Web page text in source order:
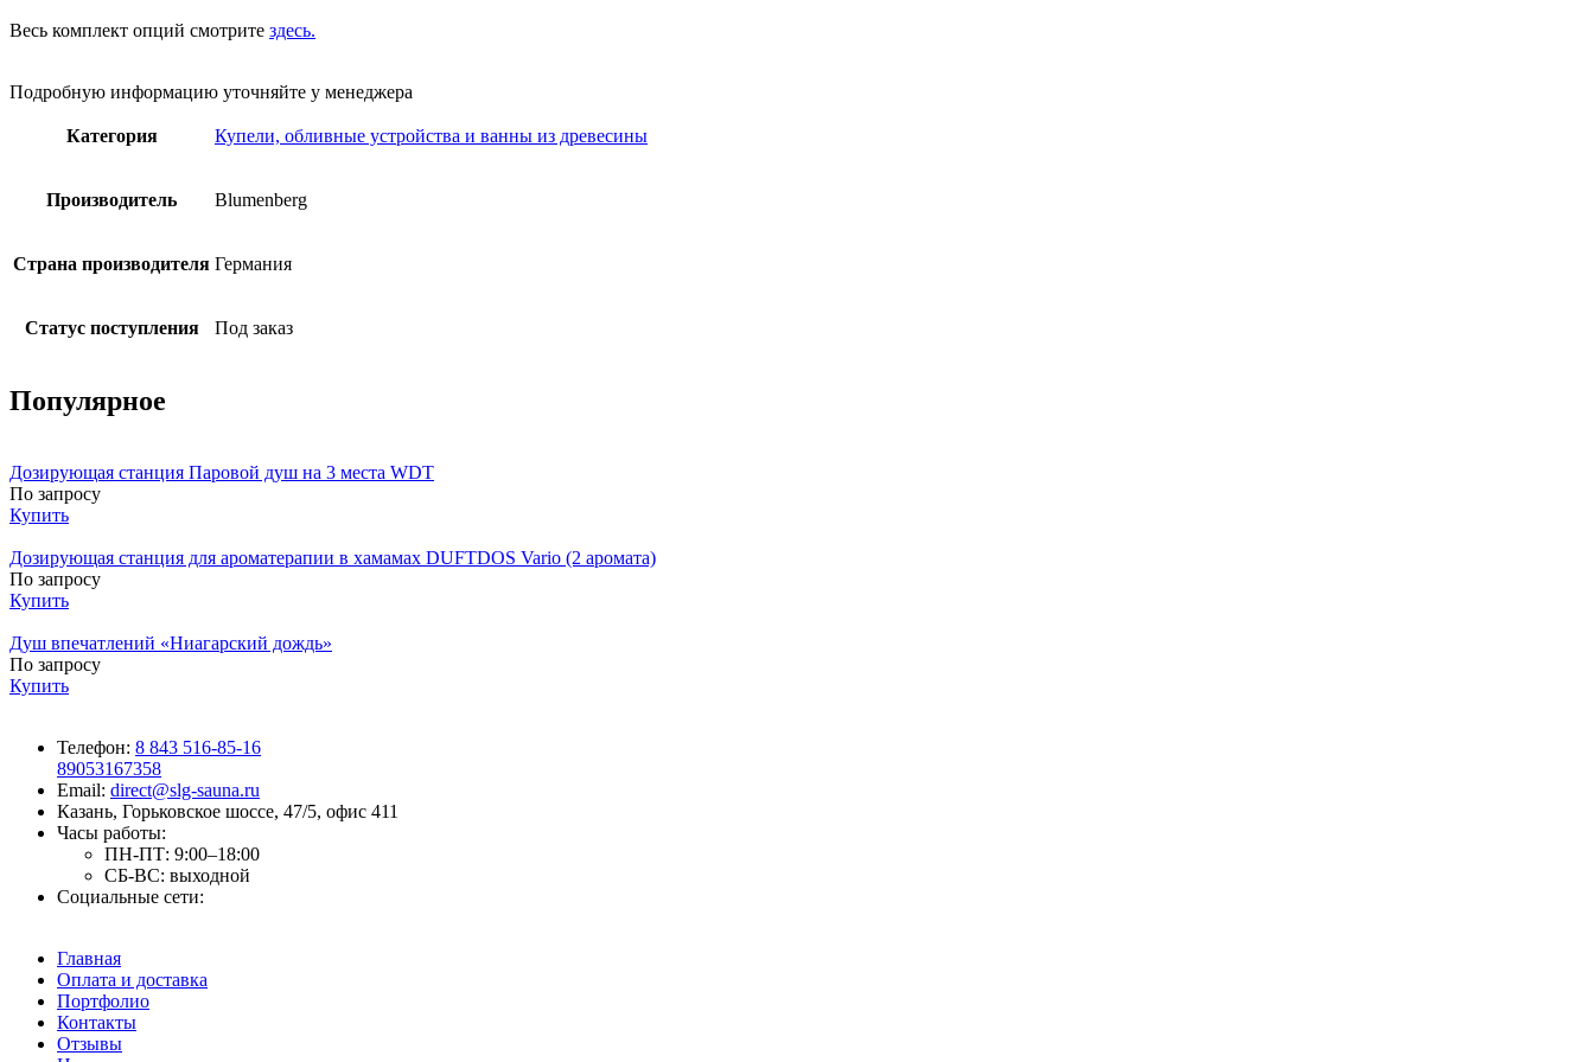
Весь комплект опций смотрите здесь.
Подробную информацию уточняйте у менеджера
Категория Купели, обливные устройства и ванны из древесины
Производитель Blumenberg
Страна производителя Германия
Статус поступления Под заказ
Популярное
Дозирующая станция Паровой душ на 3 места WDT
По запросу
Купить
Дозирующая станция для ароматерапии в хамамах DUFTDOS Vario (2 аромата)
По запросу
Купить
Душ впечатлений «Ниагарский дождь»
По запросу
Купить
Телефон: 8 843 516-85-16
89053167358
Email: direct@slg-sauna.ru
Казань, Горьковское шоссе, 47/5, офис 411
Часы работы:
ПН-ПТ: 9:00–18:00
СБ-ВС: выходной
Социальные сети:
Главная
Оплата и доставка
Портфолио
Контакты
Отзывы